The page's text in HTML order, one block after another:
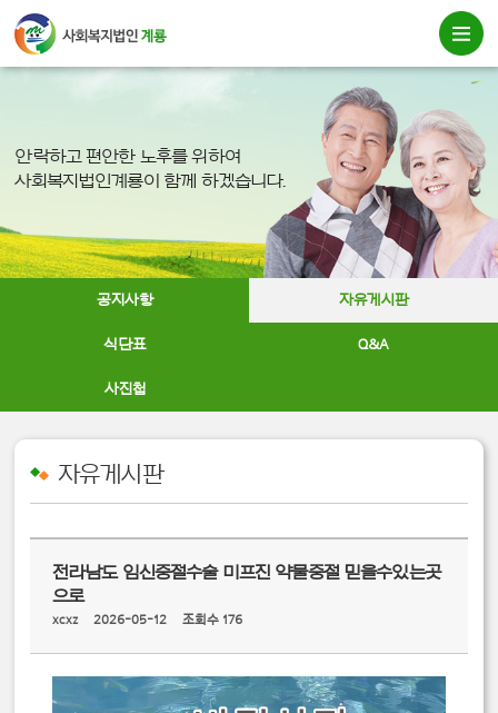
안락하고 편안한 노후를 위하여
사회복지법인계룡이 함께 하겠습니다.
공지사항 자유게시판
식단표 Q&A
사진첩
자유게시판
전라남도 임신중절수술 미프진 약물중절 믿을수있는곳
으로
xcxz 2026-05-12 조회수 176